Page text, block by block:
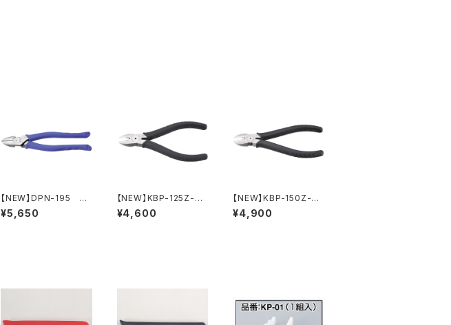
【NEW】DPN-195 電
工パワーニッパ
¥5,650
【NEW】KBP-125Z-S
結束バンドひっぱりニ
ッパ（バネ付）
¥4,600
【NEW】KBP-150Z-S
結束バンドひっぱりニ
ッパ（バネ付）
¥4,900